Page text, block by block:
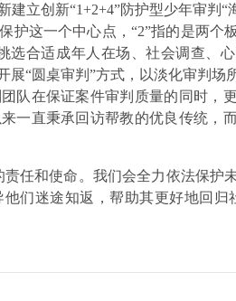
立创新“1+2+4”防护型少年审判“
护这一个中心点，“2”指的是两个
选合适成年人在场、社会调查、
展“圆桌审判”方式，以淡化审判场
队在保证案件审判质量的同时，
一直秉承回访帮教的优良传统，
任和使命。我们会全力依法保护
们迷途知返，帮助其更好地回归